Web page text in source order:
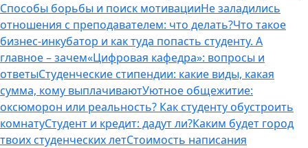
Способы борьбы и поиск мотивацииНе заладились
отношения с преподавателем: что делать?Что такое
бизнес-инкубатор и как туда попасть студенту. А
главное – зачем«Цифровая кафедра»: вопросы и
ответыСтуденческие стипендии: какие виды, какая
сумма, кому выплачиваютУютное общежитие:
оксюморон или реальность? Как студенту обустроить
комнатуСтудент и кредит: дадут ли?Каким будет город
твоих студенческих летСтоимость написания